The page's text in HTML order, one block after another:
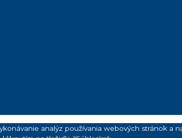
analýz používania webových stránok a